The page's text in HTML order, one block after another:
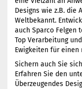
Designs wie z.B. die
Weltbekannt.
auch Sparco Felgen
Top Verarbeitung
Ewigkeiten für einen
Sichern auch Sie
Erfahren Sie den
Überzeugendes